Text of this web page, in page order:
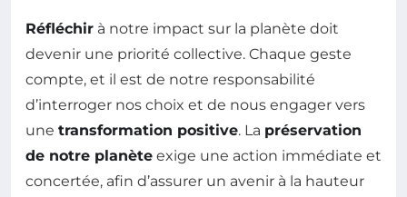
Réfléchir à notre impact sur la planète doit
devenir une priorité collective. Chaque geste
compte, et il est de notre responsabilité
d’interroger nos choix et de nous engager vers
une transformation positive. La préservation
de notre planète exige une action immédiate et
concertée, afin d’assurer un avenir à la hauteur